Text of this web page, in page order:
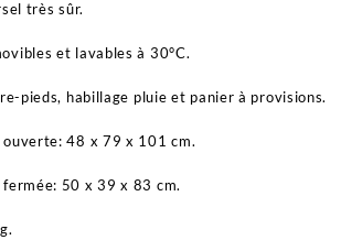
très sûr.
et lavables à 30°C.
pieds, habillage pluie et panier à provisions.
ouverte: 48 x 79 x 101 cm.
fermée: 50 x 39 x 83 cm.